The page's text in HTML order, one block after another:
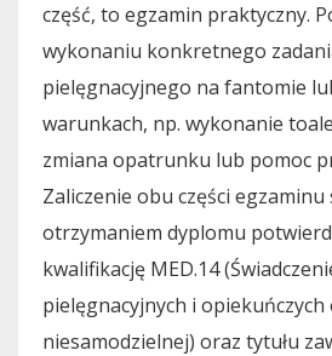
część, to egzamin praktyczny.
wykonaniu konkretnego
pielęgnacyjnego na fantomie
warunkach, np. wykonanie
zmiana opatrunku lub pomoc
Zaliczenie obu części
otrzymaniem dyplomu
kwalifikację MED.14
pielęgnacyjnych i
niesamodzielnej) oraz tytułu